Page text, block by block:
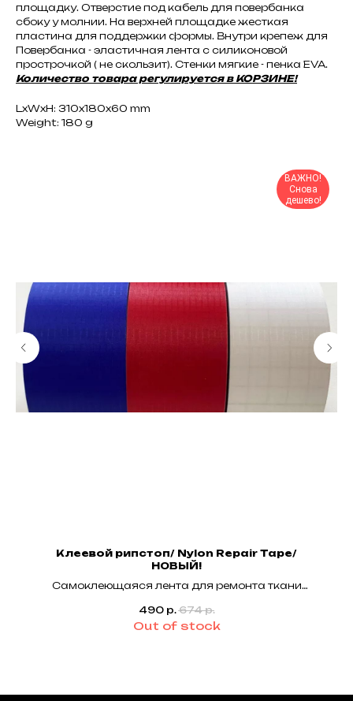
площадку. Отверстие под кабель для повербанка
сбоку у молнии. На верхней площадке жесткая
пластина для поддержки формы. Внутри крепеж для
Повербанка - эластичная лента с силиконовой
прострочкой ( не скользит). Стенки мягкие - пенка EVA.
Количество товара регулируется в КОРЗИНЕ!
LxWxH: 310x180x60 mm
Weight: 180 g
ВАЖНО!
Снова
дешево!
Клеевой рипстоп/ Nylon Repair Tape/
НОВЫЙ!
Самоклеющаяся лента для ремонта ткани
White/Red/Black/Blue -50mm x 1m
Дешевле не найдете! Свежее поступление!
490 р. 674 р.
Out of stock